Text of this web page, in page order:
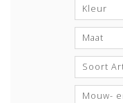
Kleur
Maat
Soort
Mouw-